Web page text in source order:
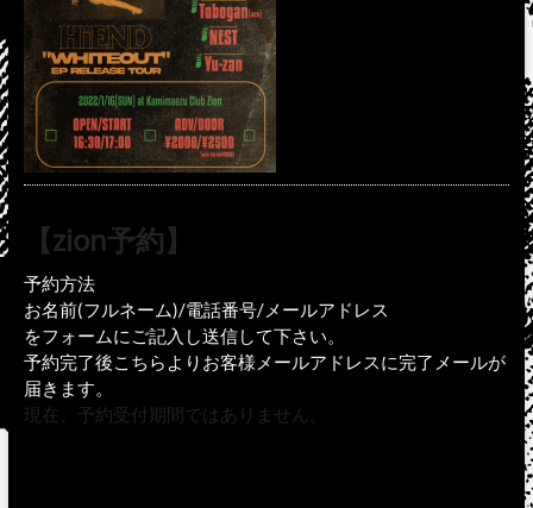
【zion予約】
予約方法
お名前(フルネーム)/電話番号/メールアドレス
をフォームにご記入し送信して下さい。
予約完了後こちらよりお客様メールアドレスに完了メールが
届きます。
現在、予約受付期間ではありません。